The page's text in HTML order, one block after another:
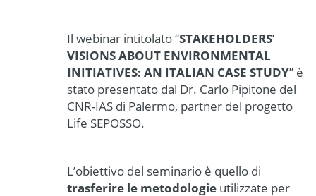
Il webinar intitolato “STAKEHOLDERS’
VISIONS ABOUT ENVIRONMENTAL
INITIATIVES: AN ITALIAN CASE STUDY” è
stato presentato dal Dr. Carlo Pipitone del
CNR-IAS di Palermo, partner del progetto
Life SEPOSSO.
L’obiettivo del seminario è quello di
trasferire le metodologie utilizzate per